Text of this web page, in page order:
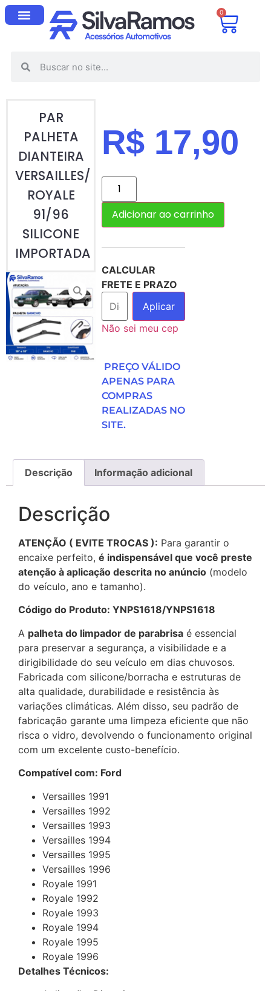
0
PAR
PALHETA
DIANTEIRA
VERSAILLES/
ROYALE
91/96
SILICONE
IMPORTADA
R$ 17,90
Adicionar ao carrinho
CALCULAR
FRETE E PRAZO
Aplicar
Não sei meu cep
PREÇO VÁLIDO
APENAS PARA
COMPRAS
REALIZADAS NO
SITE.
Descrição Informação adicional
Descrição
ATENÇÃO ( EVITE TROCAS ): Para garantir o
encaixe perfeito, é indispensável que você preste
atenção à aplicação descrita no anúncio (modelo
do veículo, ano e tamanho).
Código do Produto: YNPS1618/YNPS1618
A palheta do limpador de parabrisa é essencial
para preservar a segurança, a visibilidade e a
dirigibilidade do seu veículo em dias chuvosos.
Fabricada com silicone/borracha e estruturas de
alta qualidade, durabilidade e resistência às
variações climáticas. Além disso, seu padrão de
fabricação garante uma limpeza eficiente que não
risca o vidro, devolvendo o funcionamento original
com um excelente custo-benefício.
Compatível com: Ford
Versailles 1991
Versailles 1992
Versailles 1993
Versailles 1994
Versailles 1995
Versailles 1996
Royale 1991
Royale 1992
Royale 1993
Royale 1994
Royale 1995
Royale 1996
Detalhes Técnicos: